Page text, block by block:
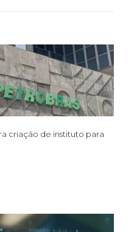
criação de instituto para